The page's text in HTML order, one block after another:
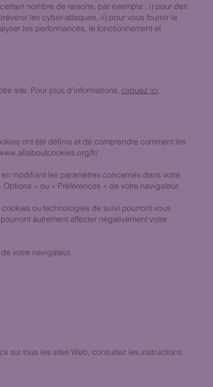
nombre de raisons, par exemple : i) pour des
les cyber-attaques, ii) pour vous fournir le
les performances, le fonctionnement et
site. Pour plus d'informations, cliquez ici.
ont été définis et de comprendre comment les
fr/.
modifiant les paramètres concernés dans votre
» ou « Préférences » de votre navigateur.
ou technologies de suivi pourront vous
autrement affecter négativement votre
votre navigateur.
sur tous les sites Web, consultez les instructions